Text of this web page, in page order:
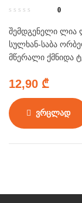
0
შემდგენელი ლია
სულხან-საბა
მწერალი ქმნიდა
რეალისტურ
ძირითად
მეგობრობას,
წიგნში თავი
12,90 ₾
ვრცლად